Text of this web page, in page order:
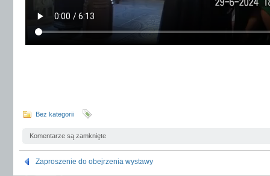
Bez kategorii
Komentarze są zamknięte
Zaproszenie do obejrzenia wystawy